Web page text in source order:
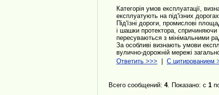
Категорія умов експлуатації,
експлуатують на під'їзних
Під'їзні дороги, промислові
і шашки протектора,
пересуваються з мінімальними
За особливі визнають умови
вулично-дорожній мережі
Ответить >>>
С цитированием
Всего сообщений: 4. Показано: с 1